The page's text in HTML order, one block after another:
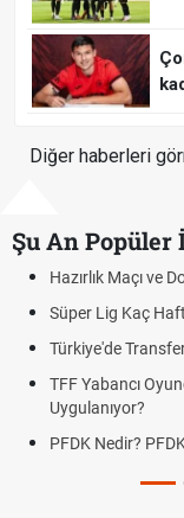
Diğer haberleri
Şu An
Maçı Nedir? Resmî
Toplam Kaç Maç
Ne Zaman
Nedir? Güncel
Görevleri ve Karar